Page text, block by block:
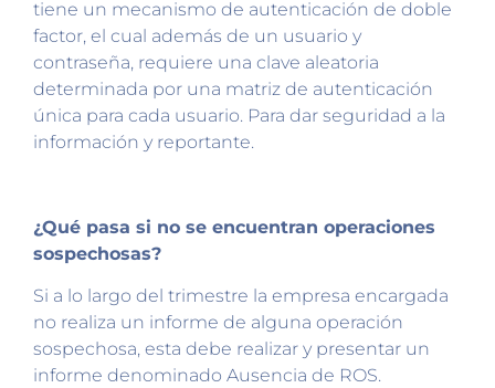
tiene un mecanismo de autenticación de doble
factor, el cual además de un usuario y
contraseña, requiere una clave aleatoria
determinada por una matriz de autenticación
única para cada usuario. Para dar seguridad a la
información y reportante.
¿Qué pasa si no se encuentran operaciones
sospechosas?
Si a lo largo del trimestre la empresa encargada
no realiza un informe de alguna operación
sospechosa, esta debe realizar y presentar un
informe denominado Ausencia de ROS.